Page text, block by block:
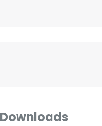
Downloads